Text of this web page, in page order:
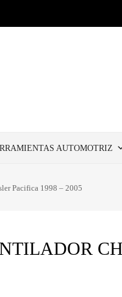
AUTOMOTRIZ
Pacifica 1998 – 2005